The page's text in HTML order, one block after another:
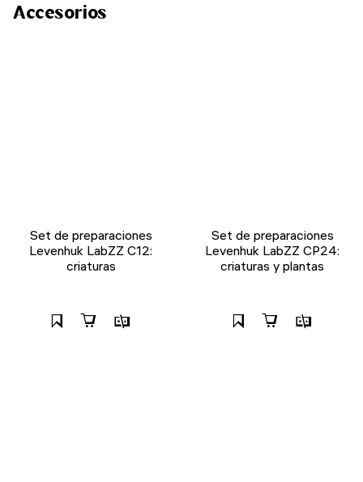
Accesorios
Set de preparaciones
Levenhuk LabZZ C12:
criaturas
Set de preparaciones
Levenhuk LabZZ CP24:
criaturas y plantas